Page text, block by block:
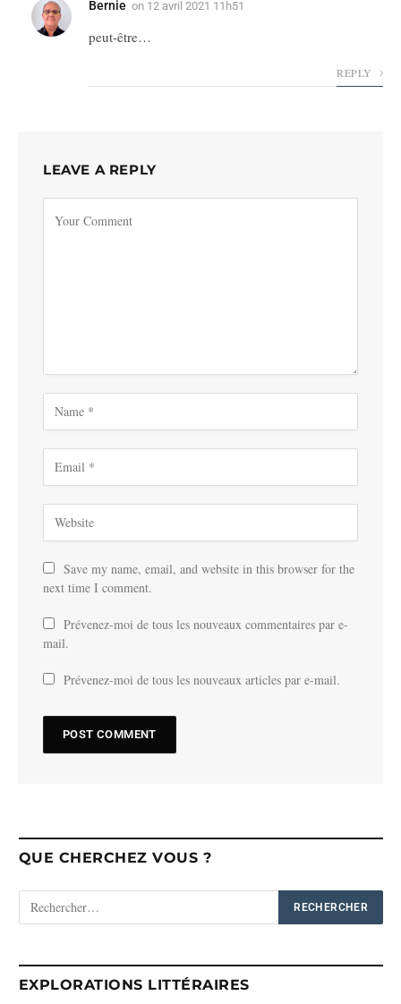
Bernie on 12 avril 2021 11h51
peut-être…
REPLY
LEAVE A REPLY
Save my name, email, and website in this browser for the
next time I comment.
Prévenez-moi de tous les nouveaux commentaires par e-
mail.
Prévenez-moi de tous les nouveaux articles par e-mail.
QUE CHERCHEZ VOUS ?
EXPLORATIONS LITTÉRAIRES